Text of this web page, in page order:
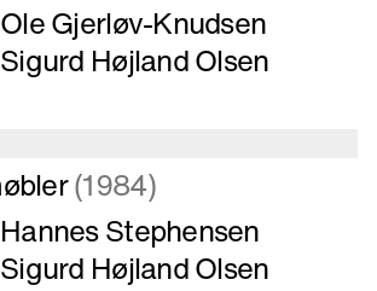
Ole Gjerløv-Knudsen
Sigurd Højland Olsen
(1984)
Hannes Stephensen
Sigurd Højland Olsen